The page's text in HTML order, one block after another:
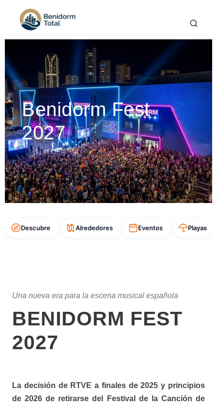
Benidorm Fest
2027
Descubre Alrededores Eventos Playas
Una nueva era para la escena musical española
BENIDORM FEST
2027
La decisión de RTVE a finales de 2025 y principios
de 2026 de retirarse del Festival de la Canción de